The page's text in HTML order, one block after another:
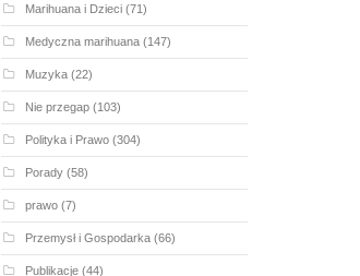
Marihuana i Dzieci(71)
Medyczna marihuana(147)
Muzyka(22)
Nie przegap(103)
Polityka i Prawo(304)
Porady(58)
prawo(7)
Przemysł i Gospodarka(66)
Publikacje(44)